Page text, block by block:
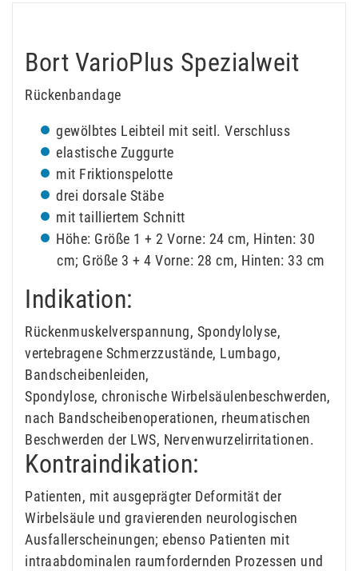
Bort VarioPlus Spezialweit
Rückenbandage
gewölbtes Leibteil mit seitl. Verschluss
elastische Zuggurte
mit Friktionspelotte
drei dorsale Stäbe
mit tailliertem Schnitt
Höhe: Größe 1 + 2 Vorne: 24 cm, Hinten: 30
cm; Größe 3 + 4 Vorne: 28 cm, Hinten: 33 cm
Indikation:
Rückenmuskelverspannung, Spondylolyse,
vertebragene Schmerzzustände, Lumbago,
Bandscheibenleiden,
Spondylose, chronische Wirbelsäulenbeschwerden,
nach Bandscheibenoperationen, rheumatischen
Beschwerden der LWS, Nervenwurzelirritationen.
Kontraindikation:
Patienten, mit ausgeprägter Deformität der
Wirbelsäule und gravierenden neurologischen
Ausfallerscheinungen; ebenso Patienten mit
intraabdominalen raumfordernden Prozessen und